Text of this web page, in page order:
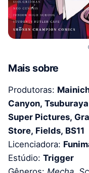
Mais sobre
Produtoras:
Canyon,
Super Pictures,
Store, Fields, BS11
Licenciadora:
Estúdio: Trigger